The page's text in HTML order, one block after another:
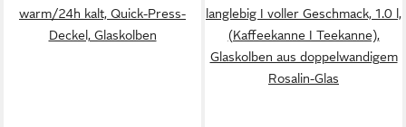
warm/24h kalt, Quick-Press-
Deckel, Glaskolben
langlebig I voller Geschmack, 1.0 l,
(Kaffeekanne I Teekanne),
Glaskolben aus doppelwandigem
Rosalin-Glas